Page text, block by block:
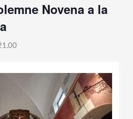
Novena a la